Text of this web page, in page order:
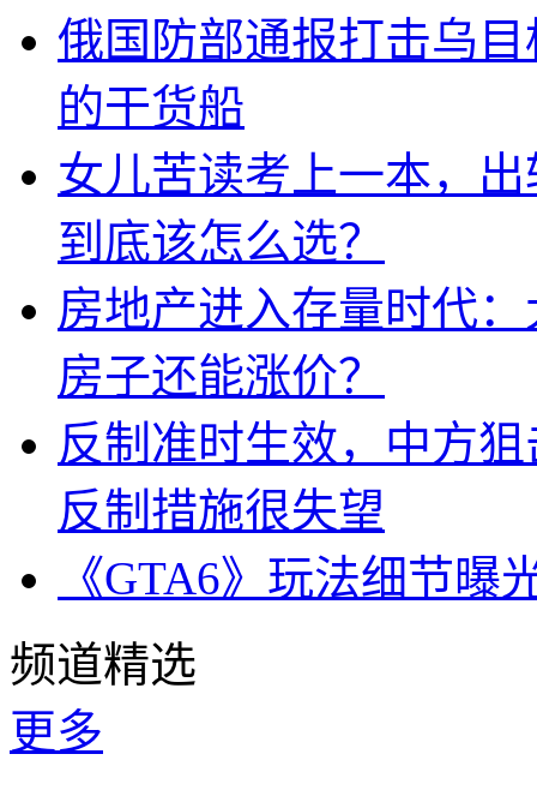
俄国防部通报打击乌
的干货船
女儿苦读考上一本，
到底该怎么选？
房地产进入存量时代
房子还能涨价？
反制准时生效，中方
反制措施很失望
《GTA6》玩法细节
频道精选
更多